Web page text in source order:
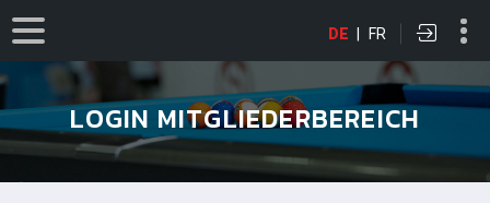
DE | FR
LOGIN MITGLIEDERBEREICH